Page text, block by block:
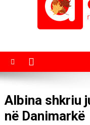
Albina shkriu
në Danimarkë